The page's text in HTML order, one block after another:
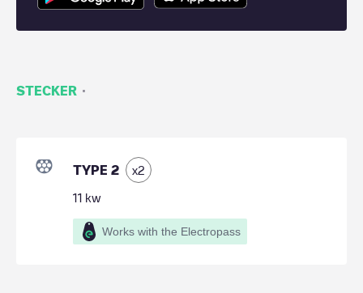
STECKER ·
TYPE 2 x2
11 kw
Works with the Electropass